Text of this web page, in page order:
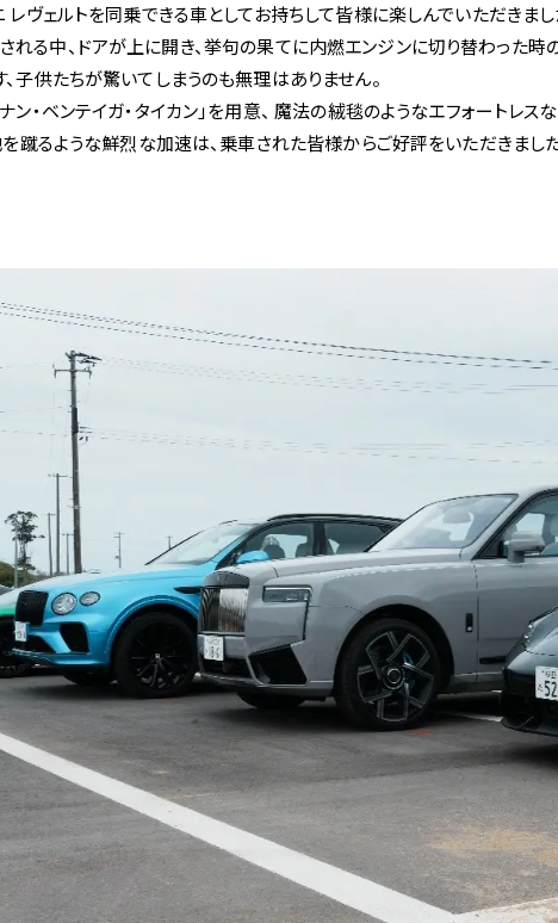
ショールーム＆サービスセンター
コーンズ・モータースについて
企業情報
代表挨拶
社会貢献活動（MAKE A MOVEMENT）について
ヴェルトを同乗できる車としてお持ちして皆様に楽しんでいただきまし
れる中、ドアが上に開き、挙句の果てに内燃エンジンに切り替わった時
子供たちが驚いてしまうのも無理はありません。
・ベンテイガ・タイカン」を用意、 魔法の絨毯のようなエフォートレス
蹴るような鮮烈な加速は、乗車された皆様からご好評をいただきました